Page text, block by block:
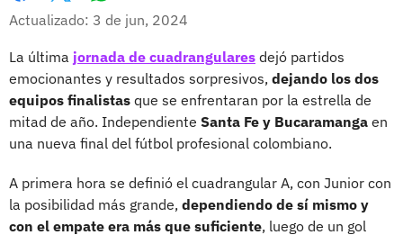
Facebook
X
Actualizado: 3 de jun, 2024
La última jornada de cuadrangulares dejó partidos
emocionantes y resultados sorpresivos, dejando los dos
equipos finalistas que se enfrentaran por la estrella de
mitad de año. Independiente Santa Fe y Bucaramanga en
una nueva final del fútbol profesional colombiano.
A primera hora se definió el cuadrangular A, con Junior con
la posibilidad más grande, dependiendo de sí mismo y
con el empate era más que suficiente, luego de un gol